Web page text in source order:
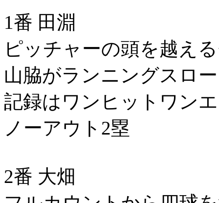
1番 田淵
ピッチャーの頭を越え
山脇がランニングスロ
記録はワンヒットワン
ノーアウト2塁
2番 大畑